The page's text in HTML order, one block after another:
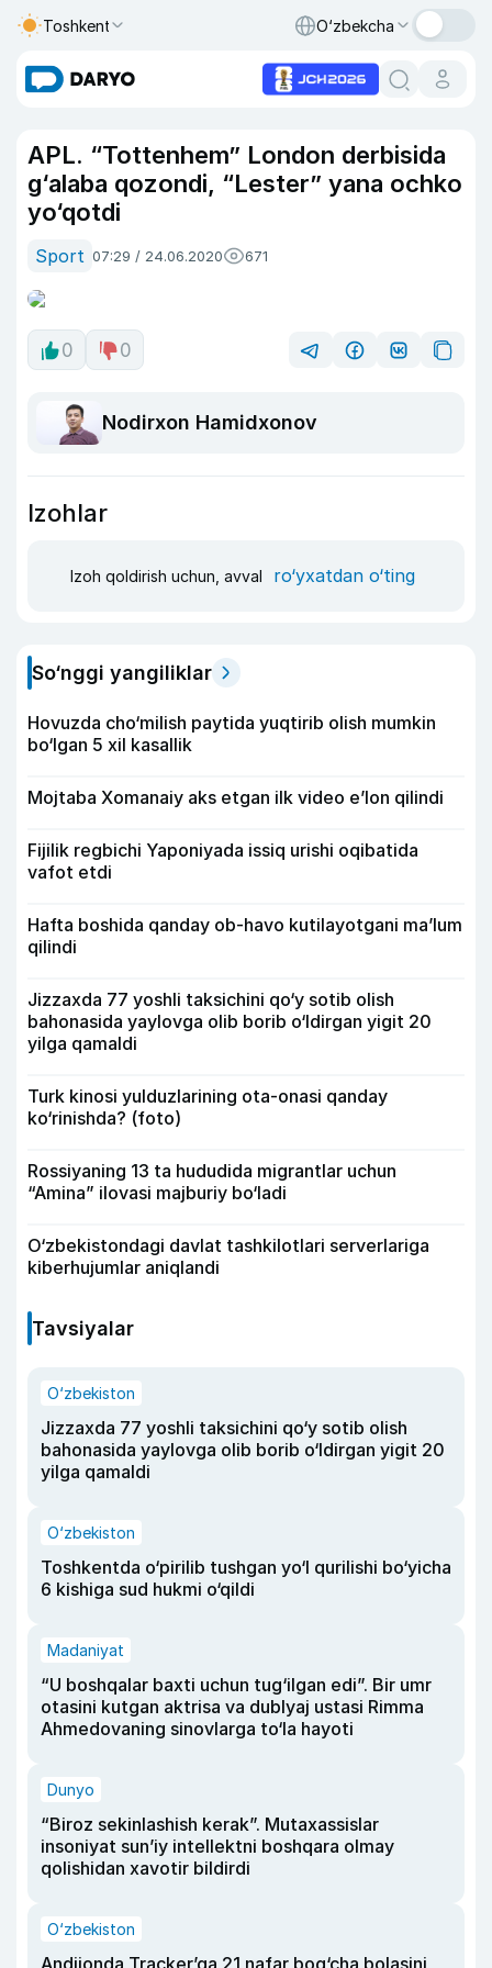
Toshkent O‘zbekcha
APL. “Tottenhem” London derbisida
g‘alaba qozondi, “Lester” yana ochko
yo‘qotdi
Sport 07:29 / 24.06.2020 671
0 0
Nodirxon Hamidxonov
Izohlar
Izoh qoldirish uchun, avval ro‘yxatdan o‘ting
So‘nggi yangiliklar
Hovuzda cho‘milish paytida yuqtirib olish mumkin
bo‘lgan 5 xil kasallik
Mojtaba Xomanaiy aks etgan ilk video e’lon qilindi
Fijilik regbichi Yaponiyada issiq urishi oqibatida
vafot etdi
Hafta boshida qanday ob-havo kutilayotgani ma’lum
qilindi
Jizzaxda 77 yoshli taksichini qo‘y sotib olish
bahonasida yaylovga olib borib o‘ldirgan yigit 20
yilga qamaldi
Turk kinosi yulduzlarining ota-onasi qanday
ko‘rinishda? (foto)
Rossiyaning 13 ta hududida migrantlar uchun
“Amina” ilovasi majburiy bo‘ladi
O‘zbekistondagi davlat tashkilotlari serverlariga
kiberhujumlar aniqlandi
Tavsiyalar
O‘zbekiston
Jizzaxda 77 yoshli taksichini qo‘y sotib olish
bahonasida yaylovga olib borib o‘ldirgan yigit 20
yilga qamaldi
O‘zbekiston
Toshkentda o‘pirilib tushgan yo‘l qurilishi bo‘yicha
6 kishiga sud hukmi o‘qildi
Madaniyat
“U boshqalar baxti uchun tug‘ilgan edi”. Bir umr
otasini kutgan aktrisa va dublyaj ustasi Rimma
Ahmedovaning sinovlarga to‘la hayoti
Dunyo
“Biroz sekinlashish kerak”. Mutaxassislar
insoniyat sun’iy intellektni boshqara olmay
qolishidan xavotir bildirdi
O‘zbekiston
Andijonda Tracker’ga 21 nafar bog‘cha bolasini